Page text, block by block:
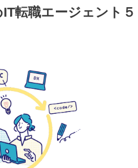
転職エージェント５